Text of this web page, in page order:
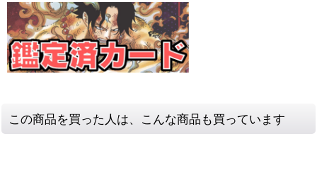
この商品を買った人は、こんな商品も買っています